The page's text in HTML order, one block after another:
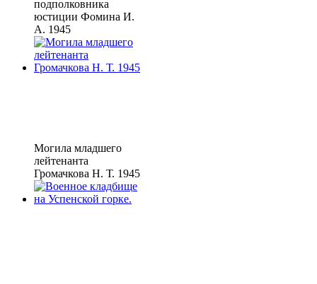
подполковника
юстиции Фомина И.
А. 1945
Могила младшего
лейтенанта
Громачкова Н. Т. 1945